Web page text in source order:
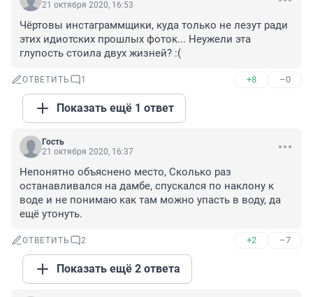
21 октября 2020, 16:53
Чёртовы инстаграммщики, куда только не лезут ради
этих идиотских прошлых фоток... Неужели эта
глупость стоила двух жизней? :(
ОТВЕТИТЬ 1 +8 –0
Показать ещё 1 ответ
Гость
21 октября 2020, 16:37
Непонятно объяснено место, Сколько раз
останавливался на дамбе, спускался по наклону к
воде и не понимаю как там можно упасть в воду, да
ещё утонуть.
ОТВЕТИТЬ 2 +2 –7
Показать ещё 2 ответа